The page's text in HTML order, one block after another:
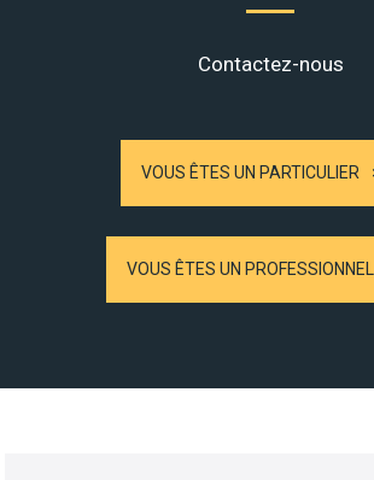
Contactez-nous
VOUS ÊTES UN PARTICULIER
VOUS ÊTES UN PROFESSIONNEL